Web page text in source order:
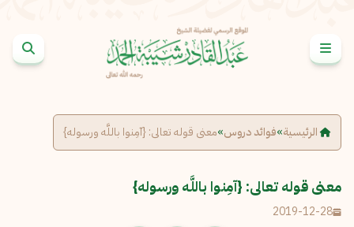
الرئيسية»فوائد دروس»معنى قوله تعالى: {آمِنوا باللَّه ورسوله}
معنى قوله تعالى: {آمِنوا باللَّه ورسوله}
2019-12-28
الإبلاغ عن مشكلة
الرسالة